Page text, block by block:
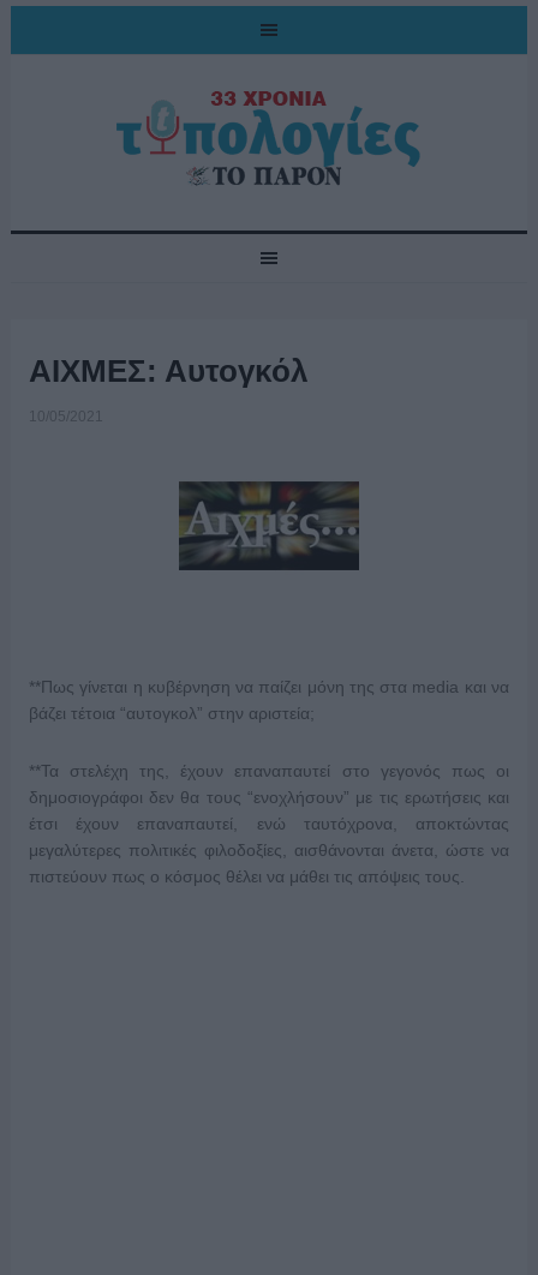
ΑΙΧΜΕΣ: Αυτογκόλ
10/05/2021
**Πως γίνεται η κυβέρνηση να παίζει μόνη της στα media και να
βάζει τέτοια “αυτογκολ” στην αριστεία;
**Τα στελέχη της, έχουν επαναπαυτεί στο γεγονός πως οι
δημοσιογράφοι δεν θα τους “ενοχλήσουν” με τις ερωτήσεις και
έτσι έχουν επαναπαυτεί, ενώ ταυτόχρονα, αποκτώντας
μεγαλύτερες πολιτικές φιλοδοξίες, αισθάνονται άνετα, ώστε να
πιστεύουν πως ο κόσμος θέλει να μάθει τις απόψεις τους.